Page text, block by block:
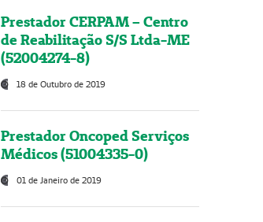
Prestador CERPAM – Centro
de Reabilitação S/S Ltda-ME
(52004274-8)
18 de Outubro de 2019
Prestador Oncoped Serviços
Médicos (51004335-0)
01 de Janeiro de 2019